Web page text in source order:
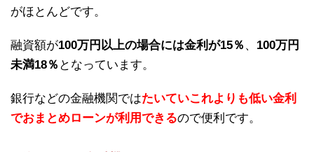
がほとんどです。
融資額が100万円以上の場合には金利が15％ 、 100万円
未満18％ となっています。
銀行などの金融機関ではたいていこれよりも低い金利
でおまとめローンが利用できるので便利です。